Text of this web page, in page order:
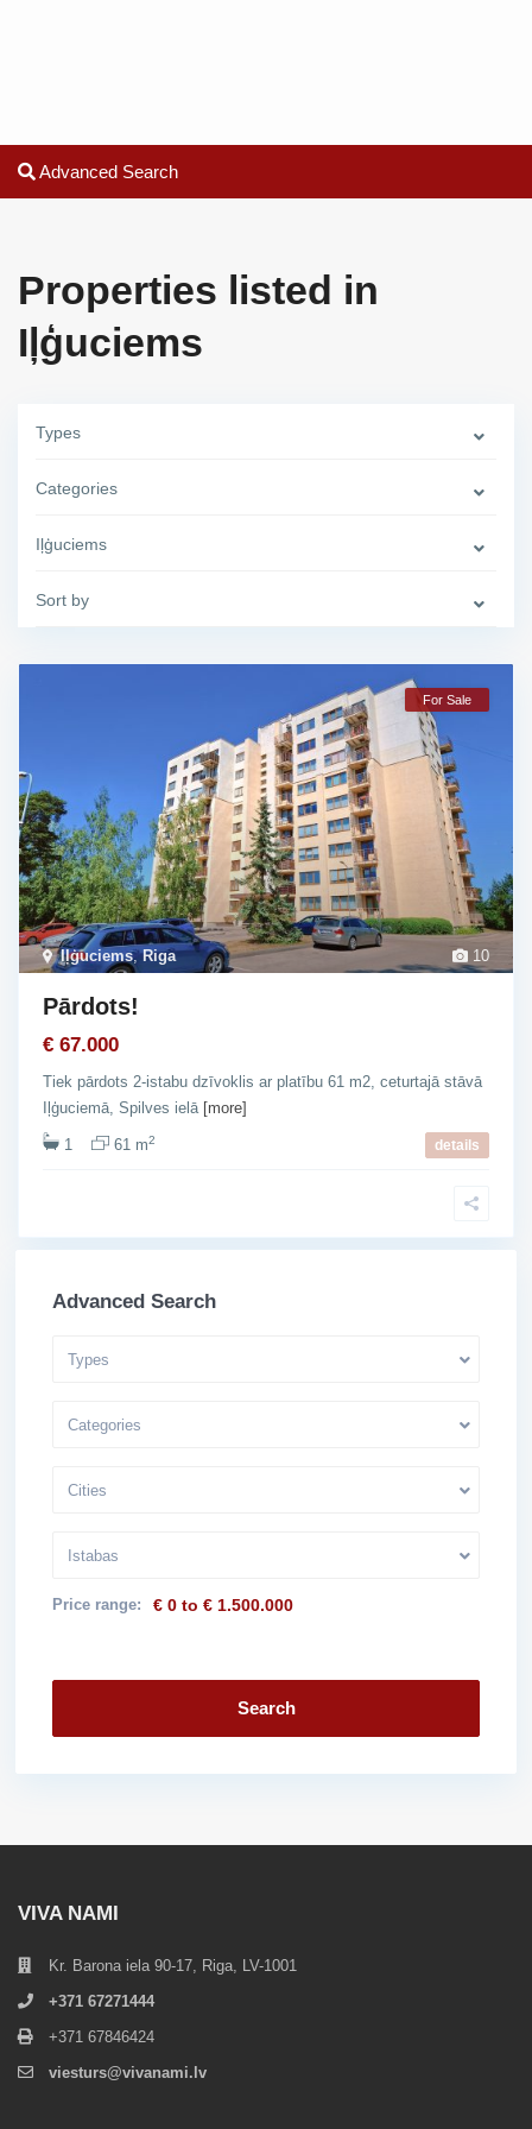
Advanced Search
Properties listed in
Iļģuciems
Types
Categories
Iļģuciems
Sort by
10
Iļģuciems,Riga
For Sale
Pārdots!
€ 67.000
Tiek pārdots 2-istabu dzīvoklis ar platību 61 m2, ceturtajā stāvā
Iļģuciemā, Spilves ielā [more]
1 61 m2 details
Advanced Search
Types
Categories
Cities
Istabas
Price range: € 0 to € 1.500.000
Search
VIVA NAMI
Kr. Barona iela 90-17, Riga, LV-1001
+371 67271444
+371 67846424
viesturs@vivanami.lv